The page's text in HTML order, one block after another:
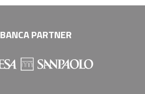
BANCA PARTNER